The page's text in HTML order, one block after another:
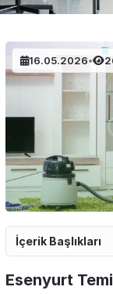
16.05.2026•
İçerik Başlıkları
Esenyurt